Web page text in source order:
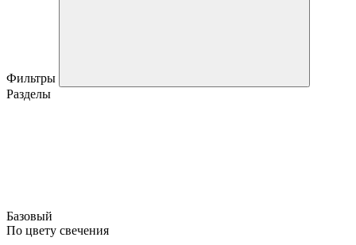
Фильтры
Разделы
Базовый
По цвету свечения